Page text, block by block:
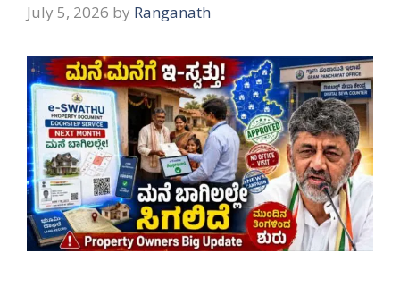
July 5, 2026 by Ranganath